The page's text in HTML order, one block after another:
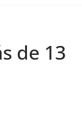
de 13